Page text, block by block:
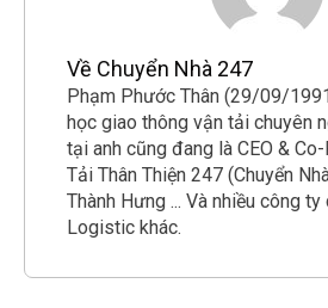
Về Chuyển Nhà 247
Phạm Phước Thân (29/09/
học giao thông vận tải chuyên
tại anh cũng đang là CEO &
Tải Thân Thiện 247 (Chuyển
Thành Hưng ... Và nhiều công ty
Logistic khác.